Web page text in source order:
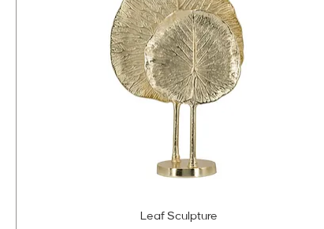
Leaf Sculpture